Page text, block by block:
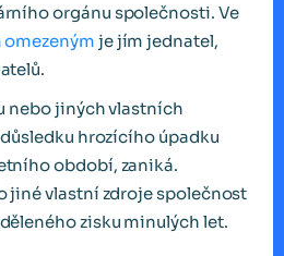
orgánu společnosti. Ve
je jím jednatel,
nebo jiných vlastních
hrozícího úpadku
období, zaniká.
jiné vlastní zdroje společnost
zisku minulých let.